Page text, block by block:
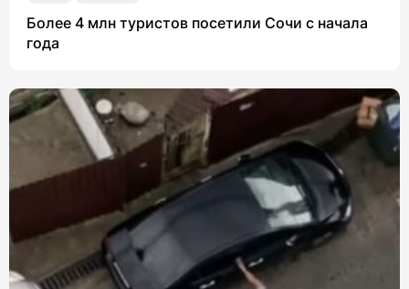
Более 4 млн туристов посетили Сочи с начала
года